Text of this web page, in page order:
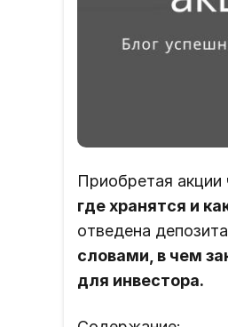
Приобретая акции
где хранятся и
отведена
словами, в чем
для инвестора.